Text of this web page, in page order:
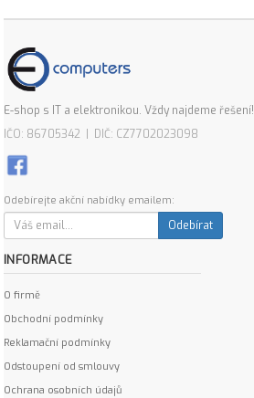
E-shop s IT a elektronikou. Vždy najdeme řešení!
IČO: 86705342 | DIČ: CZ7702023098
Odebírejte akční nabídky emailem:
Odebírat
INFORMACE
O firmě
Obchodní podmínky
Reklamační podmínky
Odstoupení od smlouvy
Ochrana osobních údajů